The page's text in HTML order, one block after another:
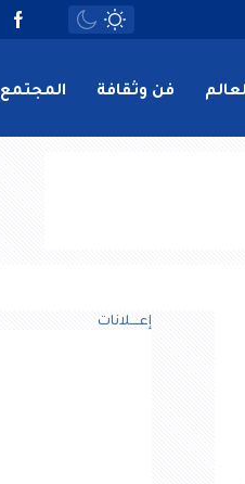
فن وثقافة المجتمع
إعــــلانات